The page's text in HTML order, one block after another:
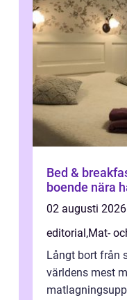
Bed & breakfast i
boende nära
02 augusti 2026
editorial ,Mat-
Långt bort från
världens mest